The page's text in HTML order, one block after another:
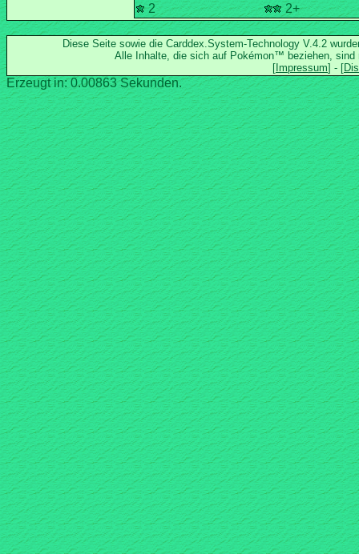
2 2+
Diese Seite sowie die Carddex.System-Technology V.4.2
Alle Inhalte, die sich auf Pokémon™ beziehen, sind
Erzeugt in: 0.00863 Sekunden.